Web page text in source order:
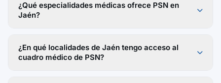
¿Qué especialidades médicas ofrece PSN en
Jaén?
¿En qué localidades de Jaén tengo acceso al
cuadro médico de PSN?